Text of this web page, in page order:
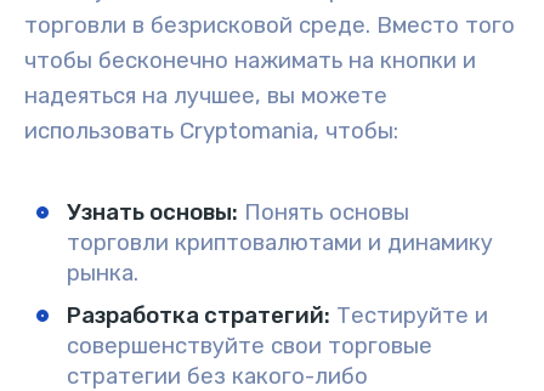
торговли в безрисковой среде. Вместо того
чтобы бесконечно нажимать на кнопки и
надеяться на лучшее, вы можете
использовать Cryptomania, чтобы:
Узнать основы: Понять основы
торговли криптовалютами и динамику
рынка.
Разработка стратегий: Тестируйте и
совершенствуйте свои торговые
стратегии без какого-либо